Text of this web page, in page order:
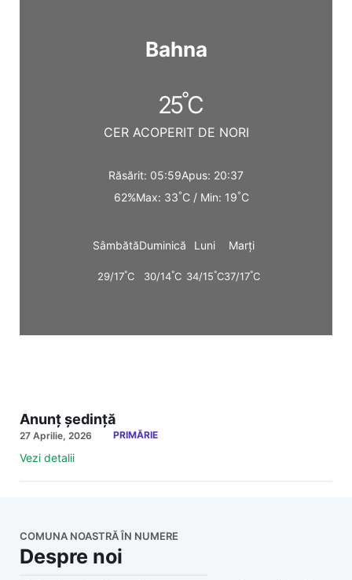
Bahna
25°C
CER ACOPERIT DE NORI
Răsărit: 05:59Apus: 20:37
62%Max: 33°C / Min: 19°C
Sâmbătă
29/17°C
Duminică
30/14°C
Luni
34/15°C
Marți
37/17°C
Anunț ședință
27 Aprilie, 2026 PRIMĂRIE
Vezi detalii
COMUNA NOASTRĂ ÎN NUMERE
Despre noi